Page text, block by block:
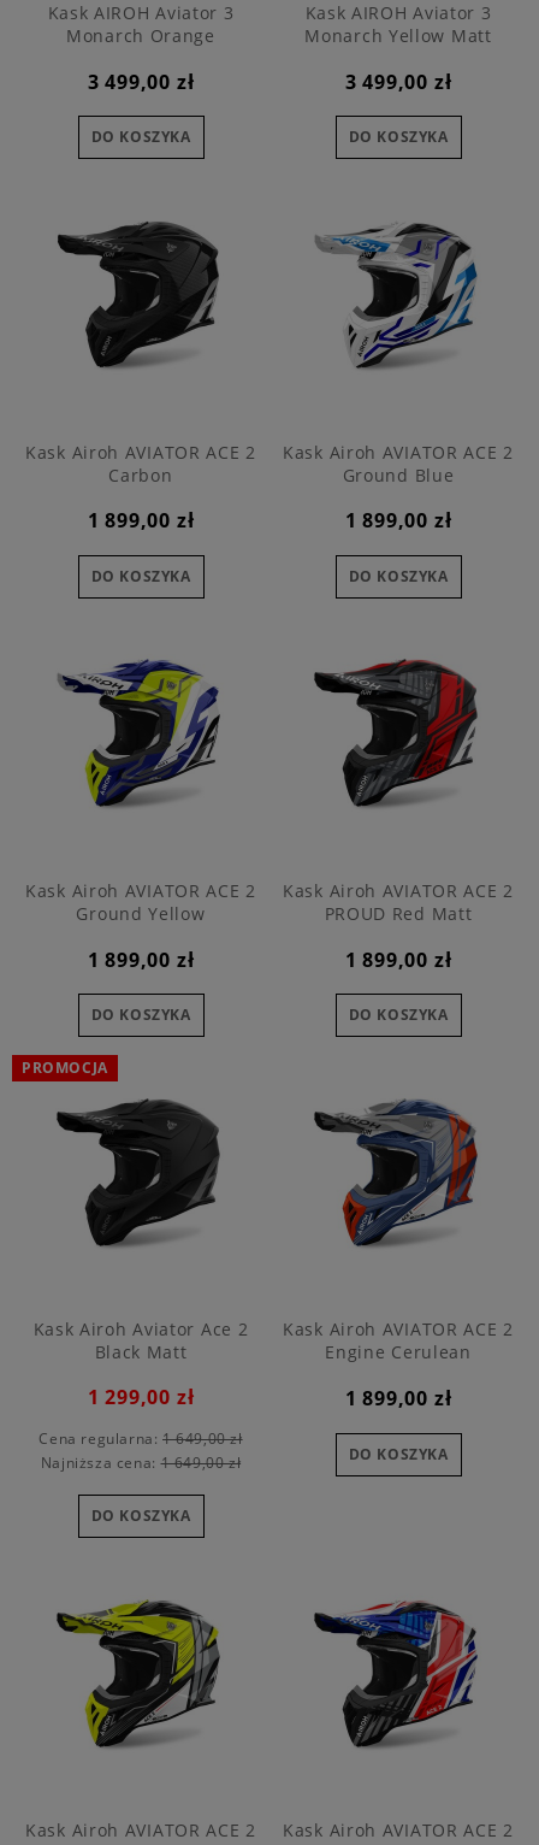
Kask AIROH Aviator 3
Monarch Orange
3 499,00 zł
DO KOSZYKA
Kask AIROH Aviator 3
Monarch Yellow Matt
3 499,00 zł
DO KOSZYKA
Kask Airoh AVIATOR ACE 2
Carbon
1 899,00 zł
DO KOSZYKA
Kask Airoh AVIATOR ACE 2
Ground Blue
1 899,00 zł
DO KOSZYKA
Kask Airoh AVIATOR ACE 2
Ground Yellow
1 899,00 zł
DO KOSZYKA
Kask Airoh AVIATOR ACE 2
PROUD Red Matt
1 899,00 zł
DO KOSZYKA
Kask Airoh Aviator Ace 2
Black Matt
1 299,00 zł
Cena regularna: 1 649,00 zł
Najniższa cena:1 649,00 zł
DO KOSZYKA
PROMOCJA
Kask Airoh AVIATOR ACE 2
Engine Cerulean
1 899,00 zł
DO KOSZYKA
Kask Airoh AVIATOR ACE 2
Kask Airoh AVIATOR ACE 2